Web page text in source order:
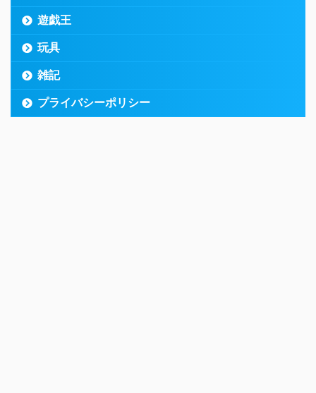
遊戯王
玩具
雑記
プライバシーポリシー